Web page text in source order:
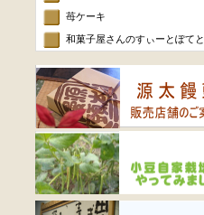
苺ケーキ
和菓子屋さんのすぃーとぽてと